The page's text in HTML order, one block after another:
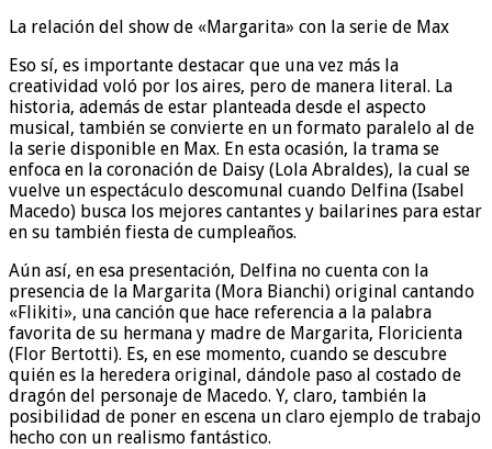
La relación del show de «Margarita» con la serie de Max
Eso sí, es importante destacar que una vez más la
creatividad voló por los aires, pero de manera literal. La
historia, además de estar planteada desde el aspecto
musical, también se convierte en un formato paralelo al de
la serie disponible en Max. En esta ocasión, la trama se
enfoca en la coronación de Daisy (Lola Abraldes), la cual se
vuelve un espectáculo descomunal cuando Delfina (Isabel
Macedo) busca los mejores cantantes y bailarines para estar
en su también fiesta de cumpleaños.
Aún así, en esa presentación, Delfina no cuenta con la
presencia de la Margarita (Mora Bianchi) original cantando
«Flikiti», una canción que hace referencia a la palabra
favorita de su hermana y madre de Margarita, Floricienta
(Flor Bertotti). Es, en ese momento, cuando se descubre
quién es la heredera original, dándole paso al costado de
dragón del personaje de Macedo. Y, claro, también la
posibilidad de poner en escena un claro ejemplo de trabajo
hecho con un realismo fantástico.